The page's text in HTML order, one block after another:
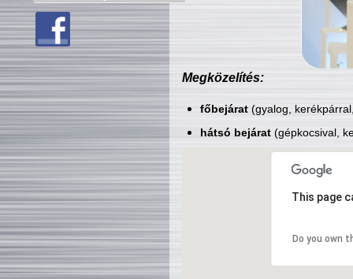
Megközelítés:
főbejárat(gyalog,
hátsó bejárat(gépkocsival,
This page
Do you own